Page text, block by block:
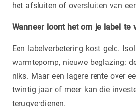
het afsluiten of oversluiten van
Wanneer loont het om je label te
Een labelverbetering kost geld.
warmtepomp, nieuwe beglazing:
niks. Maar een lagere rente over
twintig jaar of meer kan die
terugverdienen.